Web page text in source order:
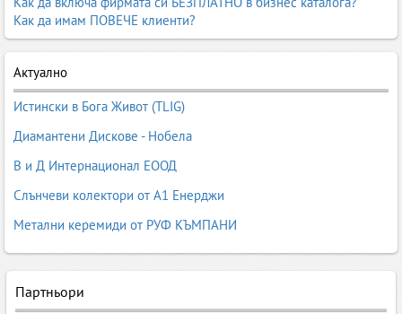
Как да имам ПОВЕЧЕ клиенти?
Актуално
Истински в Бога Живот (TLIG)
Диамантени Дискове - Нобела
В и Д Интернационал ЕООД
Слънчеви колектори от А1 Енерджи
Метални керемиди от РУФ КЪМПАНИ
Партньори